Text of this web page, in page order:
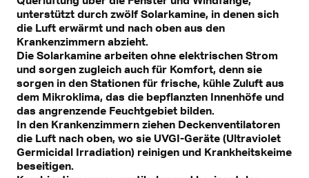
unterstützt durch zwölf Solarkamine, in denen sich
die Luft erwärmt und nach oben aus den
Krankenzimmern abzieht.
Die Solarkamine arbeiten ohne elektrischen Strom
und sorgen zugleich auch für Komfort, denn sie
sorgen in den Stationen für frische, kühle Zuluft aus
dem Mikroklima, das die bepflanzten Innenhöfe und
das angrenzende Feuchtgebiet bilden.
In den Krankenzimmern ziehen Deckenventilatoren
die Luft nach oben, wo sie UVGI-Geräte (Ultraviolet
Germicidal Irradiation) reinigen und Krankheitskeime
beseitigen.